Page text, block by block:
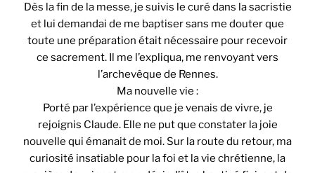
Dès la fin de la messe, je suivis le curé dans la sacristie
et lui demandai de me baptiser sans me douter que
toute une préparation était nécessaire pour recevoir
ce sacrement. Il me l’expliqua, me renvoyant vers
l’archevêque de Rennes.
Ma nouvelle vie :
Porté par l’expérience que je venais de vivre, je
rejoignis Claude. Elle ne put que constater la joie
nouvelle qui émanait de moi. Sur la route du retour, ma
curiosité insatiable pour la foi et la vie chrétienne, la